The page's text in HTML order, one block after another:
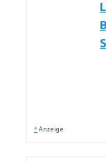
* Anzeige